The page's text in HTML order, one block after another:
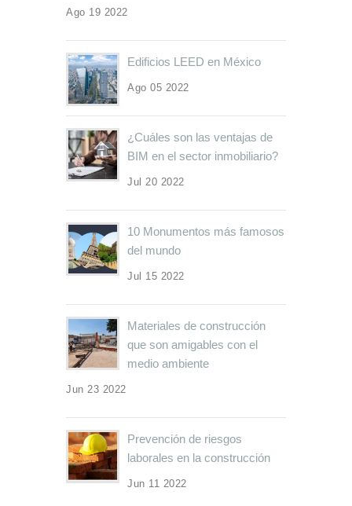
Ago 19 2022
Edificios LEED en México
Ago 05 2022
¿Cuáles son las ventajas de
BIM en el sector inmobiliario?
Jul 20 2022
10 Monumentos más famosos
del mundo
Jul 15 2022
Materiales de construcción
que son amigables con el
medio ambiente
Jun 23 2022
Prevención de riesgos
laborales en la construcción
Jun 11 2022